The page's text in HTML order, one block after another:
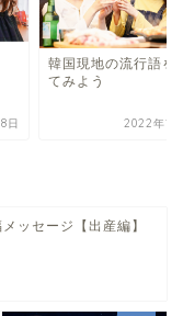
日
韓国現地の流行語を
てみよう
2022年1
ッセージ【出産編】